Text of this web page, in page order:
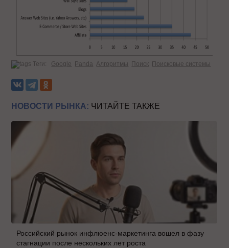
Теги: Google Panda Алгоритмы Поиск Поисковые системы
НОВОСТИ РЫНКА: ЧИТАЙТЕ ТАКЖЕ
Российский рынок инфлюенс-маркетинга вошел в фазу
стагнации после нескольких лет роста